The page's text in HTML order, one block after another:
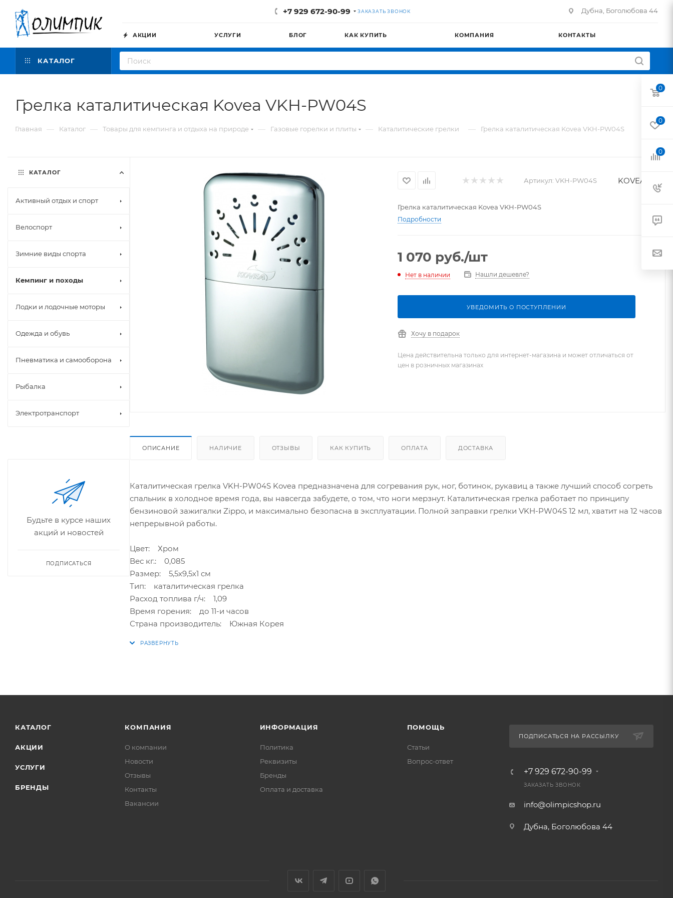
+7 929 672-90-99 ЗАКАЗАТЬ ЗВОНОК Дубна, Боголюбова 44
АКЦИИ УСЛУГИ БЛОГ КАК КУПИТЬ КОМПАНИЯ КОНТАКТЫ
КАТАЛОГ
Грелка каталитическая Kovea VKH-PW04S
Главная — Каталог — Товары для кемпинга и отдыха на природе — Газовые горелки и плиты — Каталитические грелки — Грелка каталитическая Kovea VKH-PW04S
Артикул: VKH-PW04S KOVEA
Грелка каталитическая Kovea VKH-PW04S
Подробности
1 070 руб./шт
Нет в наличии Нашли дешевле?
УВЕДОМИТЬ О ПОСТУПЛЕНИИ
Хочу в подарок
Цена действительна только для интернет-магазина и может отличаться от
цен в розничных магазинах
ОПИСАНИЕ НАЛИЧИЕ ОТЗЫВЫ КАК КУПИТЬ ОПЛАТА ДОСТАВКА
Каталитическая грелка VKH-PW04S Kovea предназначена для согревания рук, ног, ботинок, рукавиц а также лучший способ согреть
спальник в холодное время года, вы навсегда забудете, о том, что ноги мерзнут. Каталитическая грелка работает по принципу
бензиновой зажигалки Zippo, и максимально безопасна в эксплуатации. Полной заправки грелки VKH-PW04S 12 мл, хватит на 12 часов
непрерывной работы.
Цвет: Хром
Вес кг.: 0,085
Размер: 5,5х9,5х1 см
Тип: каталитическая грелка
Расход топлива г/ч: 1,09
Время горения: до 11-и часов
Страна производитель: Южная Корея
КАТАЛОГ
Активный отдых и спорт
Велоспорт
Зимние виды спорта
Кемпинг и походы
Лодки и лодочные моторы
Одежда и обувь
Пневматика и самооборона
Рыбалка
Электротранспорт
Будьте в курсе наших
акций и новостей
ПОДПИСАТЬСЯ
КАТАЛОГ
АКЦИИ
УСЛУГИ
БРЕНДЫ
КОМПАНИЯ
О компании
Новости
Отзывы
Контакты
Вакансии
ИНФОРМАЦИЯ
Политика
Реквизиты
Бренды
Оплата и доставка
ПОМОЩЬ
Статьи
Вопрос-ответ
ПОДПИСАТЬСЯ НА РАССЫЛКУ
+7 929 672-90-99
ЗАКАЗАТЬ ЗВОНОК
info@olimpicshop.ru
Дубна, Боголюбова 44
0
0
0